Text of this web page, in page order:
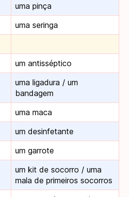
uma pinça
uma seringa
um antisséptico
uma ligadura / um
bandagem
uma maca
um desinfetante
um garrote
um kit de socorro / uma
mala de primeiros socorros